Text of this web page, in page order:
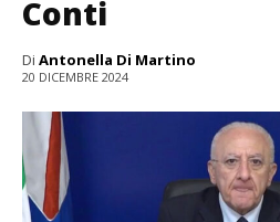
Conti
Di Antonella Di Martino
20 DICEMBRE 2024